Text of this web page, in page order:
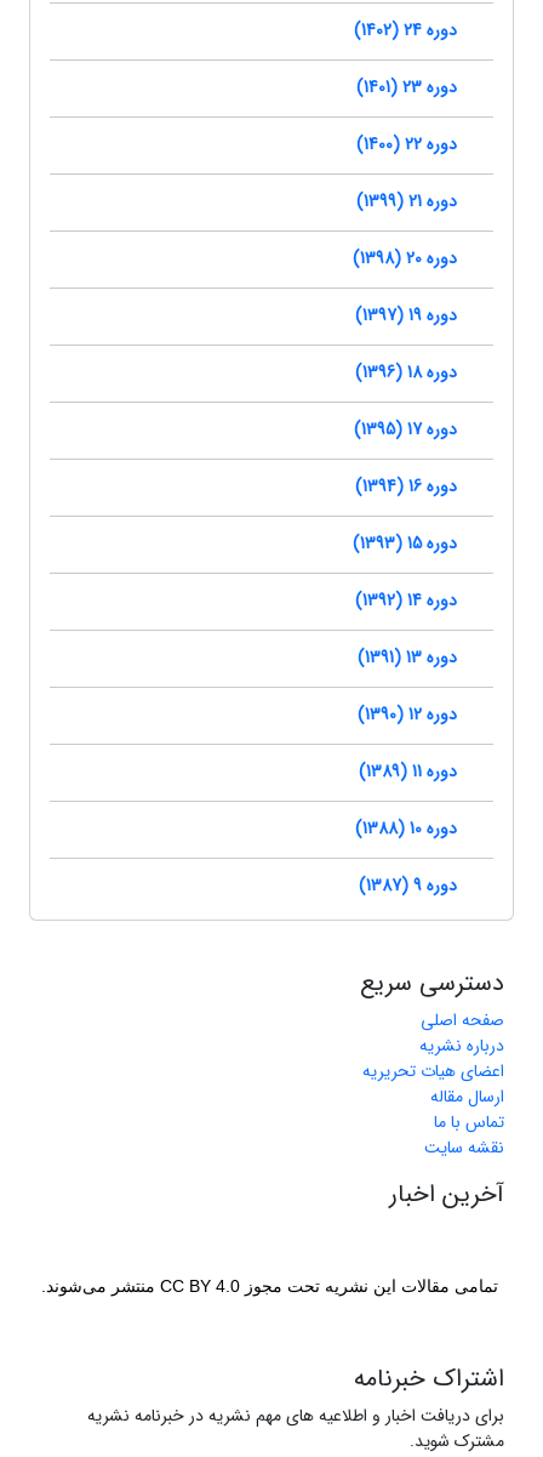
دوره 24 (1402)
دوره 23 (1401)
دوره 22 (1400)
دوره 21 (1399)
دوره 20 (1398)
دوره 19 (1397)
دوره 18 (1396)
دوره 17 (1395)
دوره 16 (1394)
دوره 15 (1393)
دوره 14 (1392)
دوره 13 (1391)
دوره 12 (1390)
دوره 11 (1389)
دوره 10 (1388)
دوره 9 (1387)
دسترسی سریع
صفحه اصلی
درباره نشریه
اعضای هیات تحریریه
ارسال مقاله
تماس با ما
نقشه سایت
آخرین اخبار
تمامی مقالات این نشریه تحت مجوز CC BY 4.0 منتشر می‌شوند.
اشتراک خبرنامه
برای دریافت اخبار و اطلاعیه های مهم نشریه در خبرنامه نشریه
مشترک شوید.